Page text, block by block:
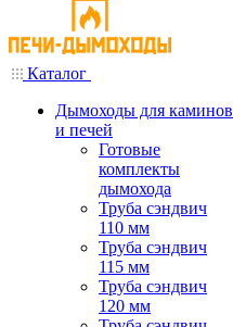
Каталог
Дымоходы для каминов
и печей
Готовые
комплекты
дымохода
Труба сэндвич
110 мм
Труба сэндвич
115 мм
Труба сэндвич
120 мм